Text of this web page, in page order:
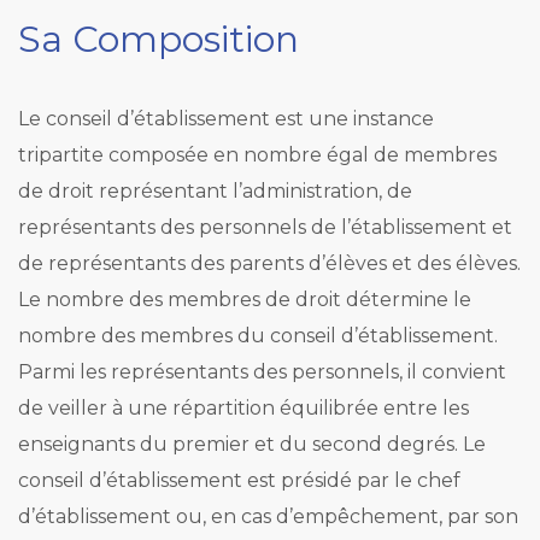
Sa Composition
Le conseil d’établissement est une instance
tripartite composée en nombre égal de membres
de droit représentant l’administration, de
représentants des personnels de l’établissement et
de représentants des parents d’élèves et des élèves.
Le nombre des membres de droit détermine le
nombre des membres du conseil d’établissement.
Parmi les représentants des personnels, il convient
de veiller à une répartition équilibrée entre les
enseignants du premier et du second degrés. Le
conseil d’établissement est présidé par le chef
d’établissement ou, en cas d’empêchement, par son